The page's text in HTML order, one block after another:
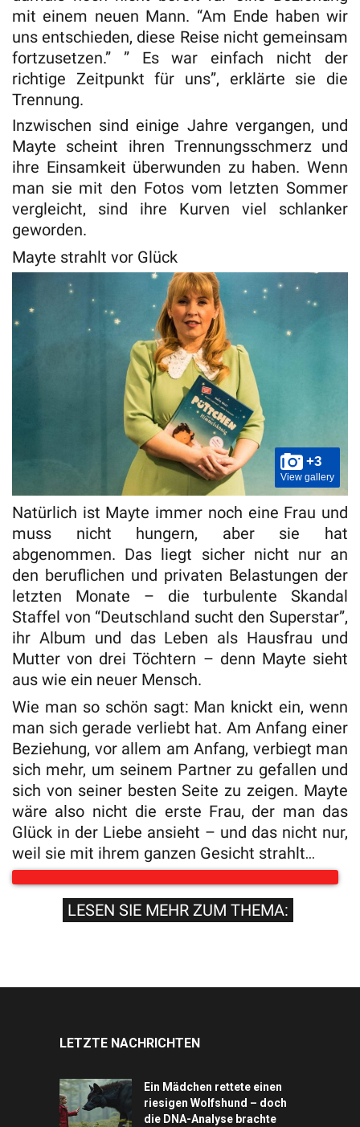
mit einem neuen Mann. “Am Ende haben wir
uns entschieden, diese Reise nicht gemeinsam
fortzusetzen.” ” Es war einfach nicht der
richtige Zeitpunkt für uns”, erklärte sie die
Trennung.
Inzwischen sind einige Jahre vergangen, und
Mayte scheint ihren Trennungsschmerz und
ihre Einsamkeit überwunden zu haben. Wenn
man sie mit den Fotos vom letzten Sommer
vergleicht, sind ihre Kurven viel schlanker
geworden.
Mayte strahlt vor Glück
+3
View gallery
Natürlich ist Mayte immer noch eine Frau und
muss nicht hungern, aber sie hat
abgenommen. Das liegt sicher nicht nur an
den beruflichen und privaten Belastungen der
letzten Monate – die turbulente Skandal
Staffel von “Deutschland sucht den Superstar”,
ihr Album und das Leben als Hausfrau und
Mutter von drei Töchtern – denn Mayte sieht
aus wie ein neuer Mensch.
Wie man so schön sagt: Man knickt ein, wenn
man sich gerade verliebt hat. Am Anfang einer
Beziehung, vor allem am Anfang, verbiegt man
sich mehr, um seinem Partner zu gefallen und
sich von seiner besten Seite zu zeigen. Mayte
wäre also nicht die erste Frau, der man das
Glück in der Liebe ansieht – und das nicht nur,
weil sie mit ihrem ganzen Gesicht strahlt…
LESEN SIE MEHR ZUM THEMA:
LETZTE NACHRICHTEN
Ein Mädchen rettete einen
riesigen Wolfshund – doch
die DNA-Analyse brachte